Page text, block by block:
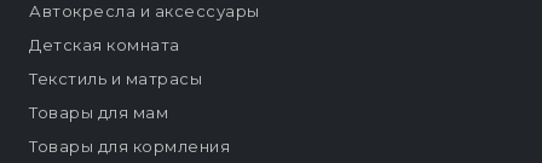
Автокресла и аксессуары
Детская комната
Текстиль и матрасы
Товары для мам
Товары для кормления